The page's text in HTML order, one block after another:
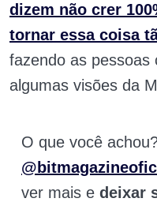
dizem não crer
tornar essa coisa
fazendo as pessoas
algumas visões da
O que você
ver mais e deixar